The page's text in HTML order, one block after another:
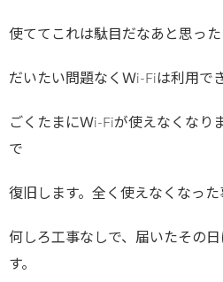
使ててこれは駄目だなあと思った
だいたい問題なくＷi-Fiは利用で
ごくたまにＷi-Fiが使えなくなり
で
復旧します。全く使えなくなった
何しろ工事なしで、届いたその
す。